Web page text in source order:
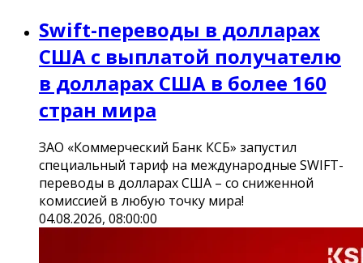
Swift-переводы в долларах
США с выплатой получателю
в долларах США в более 160
стран мира
ЗАО «Коммерческий Банк КСБ» запустил
специальный тариф на международные SWIFT-
переводы в долларах США – со сниженной
комиссией в любую точку мира!
04.08.2026, 08:00:00